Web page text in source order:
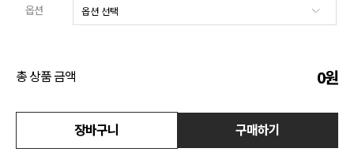
코디템
옵션
총 상품 금액 0원
장바구니 구매하기